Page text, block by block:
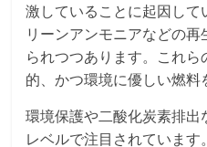
激していることに起因し
リーンアンモニアなどの
られつつあります。これ
的、かつ環境に優しい燃料
環境保護や二酸化炭素排
レベルで注目されていま